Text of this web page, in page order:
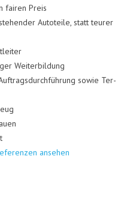
fai­ren Preis
Auto­tei­le, statt teu­rer
Wei­ter­bil­dung
sowie Ter­
ansehen